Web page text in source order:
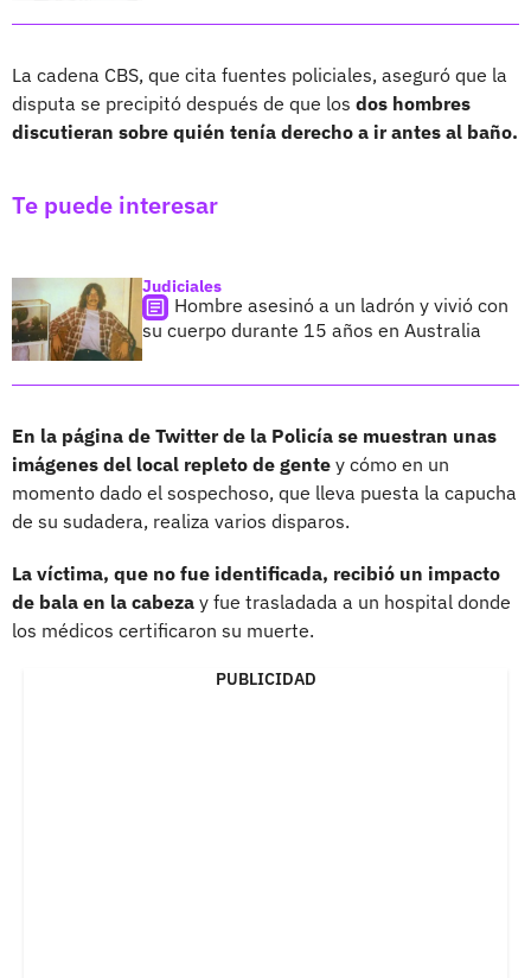
La cadena CBS, que cita fuentes policiales, aseguró que la
disputa se precipitó después de que los dos hombres
discutieran sobre quién tenía derecho a ir antes al baño.
Te puede interesar
Judiciales
Hombre asesinó a un ladrón y vivió con
su cuerpo durante 15 años en Australia
En la página de Twitter de la Policía se muestran unas
imágenes del local repleto de gente y cómo en un
momento dado el sospechoso, que lleva puesta la capucha
de su sudadera, realiza varios disparos.
La víctima, que no fue identificada, recibió un impacto
de bala en la cabeza y fue trasladada a un hospital donde
los médicos certificaron su muerte.
PUBLICIDAD